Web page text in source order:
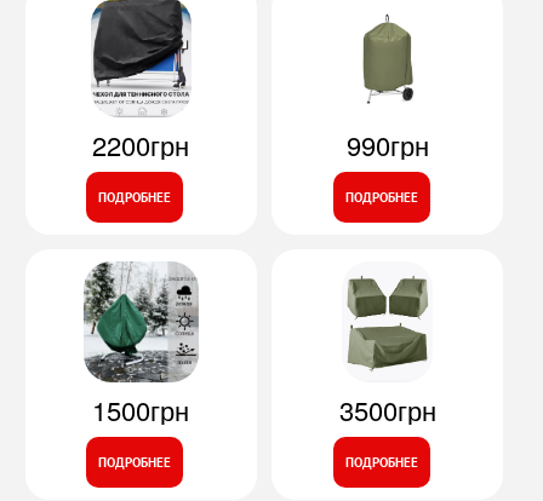
2200грн
ПОДРОБНЕЕ
990грн
ПОДРОБНЕЕ
1500грн
ПОДРОБНЕЕ
3500грн
ПОДРОБНЕЕ